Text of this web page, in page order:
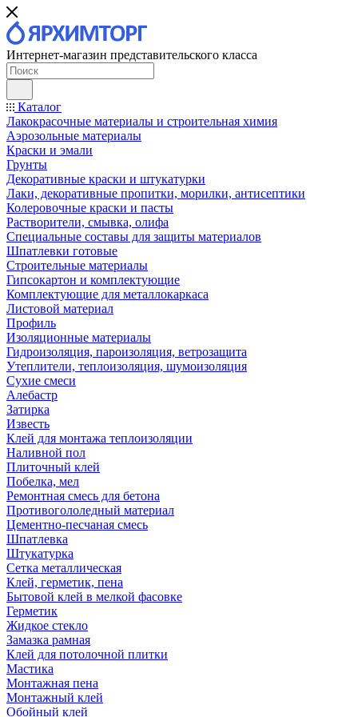
Интернет-магазин представительского класса
Каталог
Лакокрасочные материалы и строительная химия
Аэрозольные материалы
Краски и эмали
Грунты
Декоративные краски и штукатурки
Лаки, декоративные пропитки, морилки, антисептики
Колеровочные краски и пасты
Растворители, смывка, олифа
Специальные составы для защиты материалов
Шпатлевки готовые
Строительные материалы
Гипсокартон и комплектующие
Комплектующие для металлокаркаса
Листовой материал
Профиль
Изоляционные материалы
Гидроизоляция, пароизоляция, ветрозащита
Утеплители, теплоизоляция, шумоизоляция
Сухие смеси
Алебастр
Затирка
Известь
Клей для монтажа теплоизоляции
Наливной пол
Плиточный клей
Побелка, мел
Ремонтная смесь для бетона
Противогололедный материал
Цементно-песчаная смесь
Шпатлевка
Штукатурка
Сетка металлическая
Клей, герметик, пена
Бытовой клей в мелкой фасовке
Герметик
Жидкое стекло
Замазка рамная
Клей для потолочной плитки
Мастика
Монтажная пена
Монтажный клей
Обойный клей